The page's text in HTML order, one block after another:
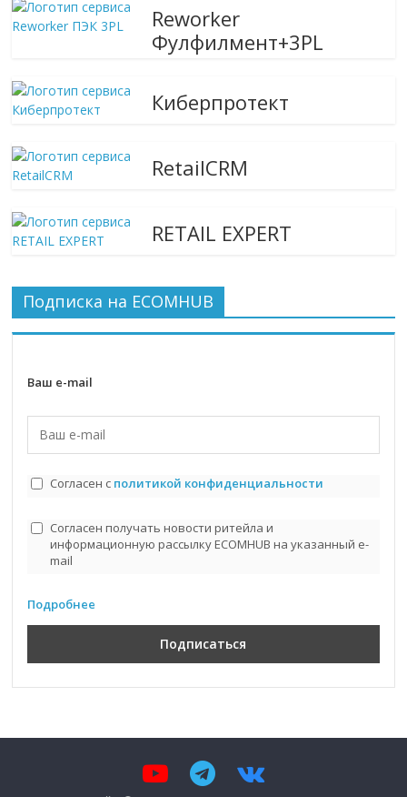
Reworker
Фулфилмент+3PL
Киберпротект
RetailCRM
RETAIL EXPERT
Подписка на ECOMHUB
Ваш e-mail
Согласен с политикой конфиденциальности
Согласен получать новости ритейла и
информационную рассылку ECOMHUB на указанный e-
mail
Подробнее